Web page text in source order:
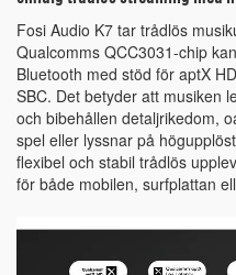
Fosi Audio K7 tar trådlös
Qualcomms QCC3031-chip
Bluetooth med stöd för aptX
SBC. Det betyder att musiken
och bibehållen detaljrikedom,
spel eller lyssnar på
flexibel och stabil trådlös
för både mobilen, surfplattan